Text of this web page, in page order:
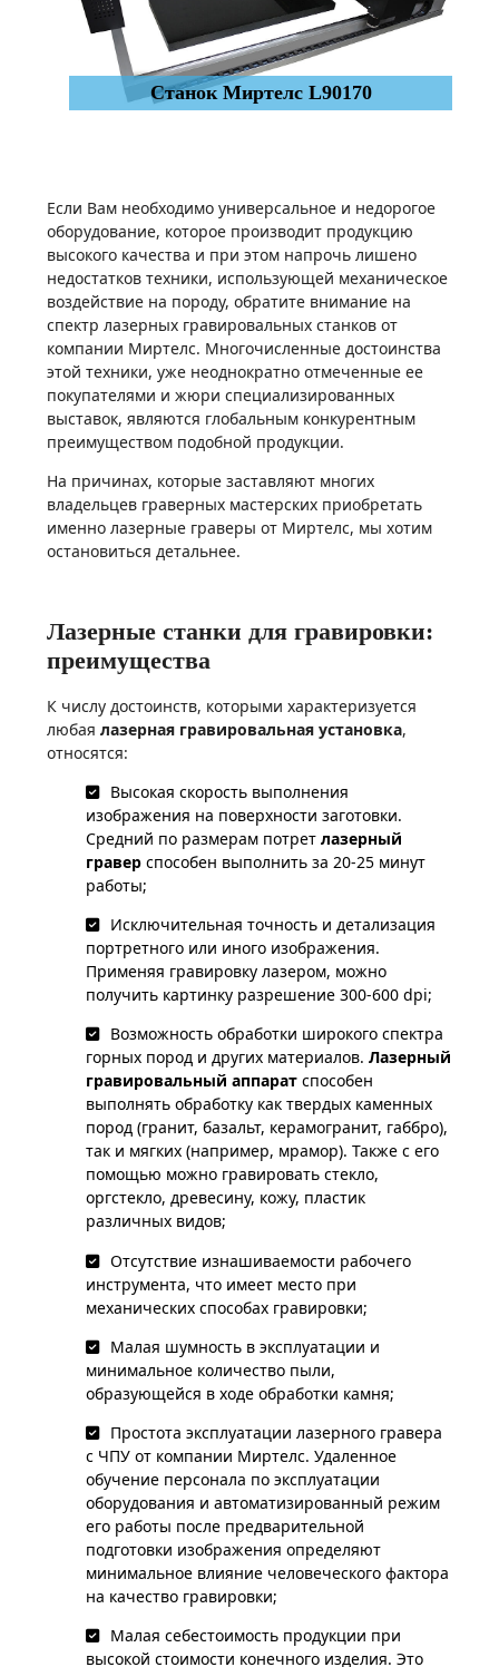
Станок Миртелс L90170
Если Вам необходимо универсальное и недорогое
оборудование, которое производит продукцию
высокого качества и при этом напрочь лишено
недостатков техники, использующей механическое
воздействие на породу, обратите внимание на
спектр лазерных гравировальных станков от
компании Миртелс. Многочисленные достоинства
этой техники, уже неоднократно отмеченные ее
покупателями и жюри специализированных
выставок, являются глобальным конкурентным
преимуществом подобной продукции.
На причинах, которые заставляют многих
владельцев граверных мастерских приобретать
именно лазерные граверы от Миртелс, мы хотим
остановиться детальнее.
Лазерные станки для гравировки:
преимущества
К числу достоинств, которыми характеризуется
любая лазерная гравировальная установка,
относятся:
Высокая скорость выполнения
изображения на поверхности заготовки.
Средний по размерам потрет лазерный
гравер способен выполнить за 20-25 минут
работы;
Исключительная точность и детализация
портретного или иного изображения.
Применяя гравировку лазером, можно
получить картинку разрешение 300-600 dpi;
Возможность обработки широкого спектра
горных пород и других материалов. Лазерный
гравировальный аппарат способен
выполнять обработку как твердых каменных
пород (гранит, базальт, керамогранит, габбро),
так и мягких (например, мрамор). Также с его
помощью можно гравировать стекло,
оргстекло, древесину, кожу, пластик
различных видов;
Отсутствие изнашиваемости рабочего
инструмента, что имеет место при
механических способах гравировки;
Малая шумность в эксплуатации и
минимальное количество пыли,
образующейся в ходе обработки камня;
Простота эксплуатации лазерного гравера
с ЧПУ от компании Миртелс. Удаленное
обучение персонала по эксплуатации
оборудования и автоматизированный режим
его работы после предварительной
подготовки изображения определяют
минимальное влияние человеческого фактора
на качество гравировки;
Малая себестоимость продукции при
высокой стоимости конечного изделия. Это